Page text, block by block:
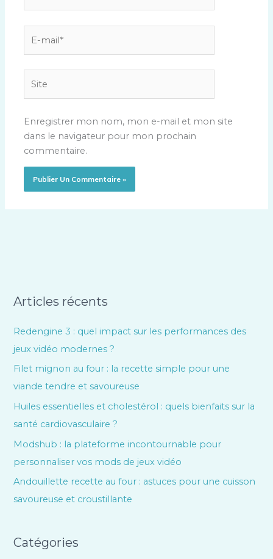
mail*
Enregistrer mon nom, mon e-mail et mon site
dans le navigateur pour mon prochain
commentaire.
Articles récents
Redengine 3 : quel impact sur les performances des
jeux vidéo modernes ?
Filet mignon au four : la recette simple pour une
viande tendre et savoureuse
Huiles essentielles et cholestérol : quels bienfaits sur la
santé cardiovasculaire ?
Modshub : la plateforme incontournable pour
personnaliser vos mods de jeux vidéo
Andouillette recette au four : astuces pour une cuisson
savoureuse et croustillante
Catégories